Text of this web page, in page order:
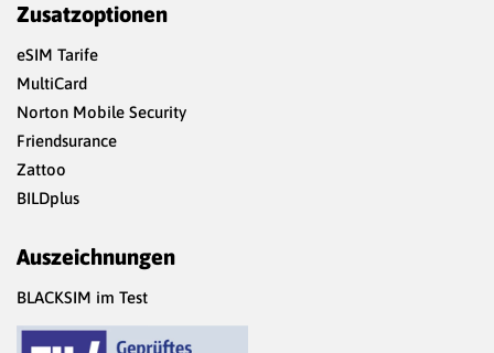
Zusatzoptionen
eSIM Tarife
MultiCard
Norton Mobile Security
Friendsurance
Zattoo
BILDplus
Auszeichnungen
BLACKSIM im Test